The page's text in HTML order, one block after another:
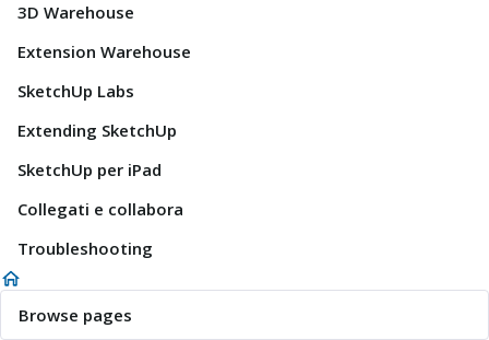
3D Warehouse
Extension Warehouse
SketchUp Labs
Extending SketchUp
SketchUp per iPad
Collegati e collabora
Troubleshooting
Browse pages